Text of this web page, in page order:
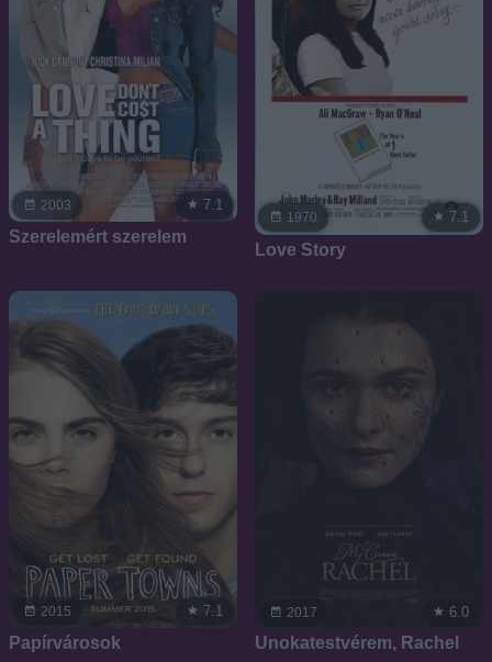
2003 7.1
Szerelemért szerelem
1970 7.1
Love Story
2015 7.1
Papírvárosok
2017 6.0
Unokatestvérem, Rachel